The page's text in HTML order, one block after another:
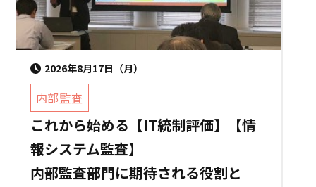
2026年8月17日（月）
内部監査
これから始める【IT統制評価】【情
報システム監査】
内部監査部門に期待される役割と